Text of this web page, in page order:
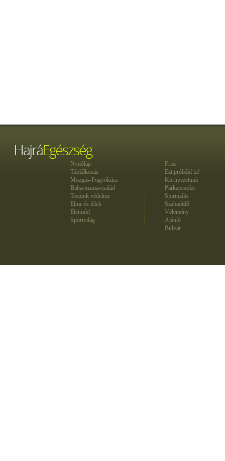
Nyitólap
Táplálkozás
Mozgás-Fogyókúra
Baba-mama-család
Testünk védelme
Elme és lélek
Életmód
Sportvilág
Friss
Ezt próbáld ki!
Környezetünk
Párkapcsolat
Spirituális
Szabadidő
Vélemény
Ajánló
Bulvár